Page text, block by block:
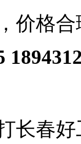
价格
长春